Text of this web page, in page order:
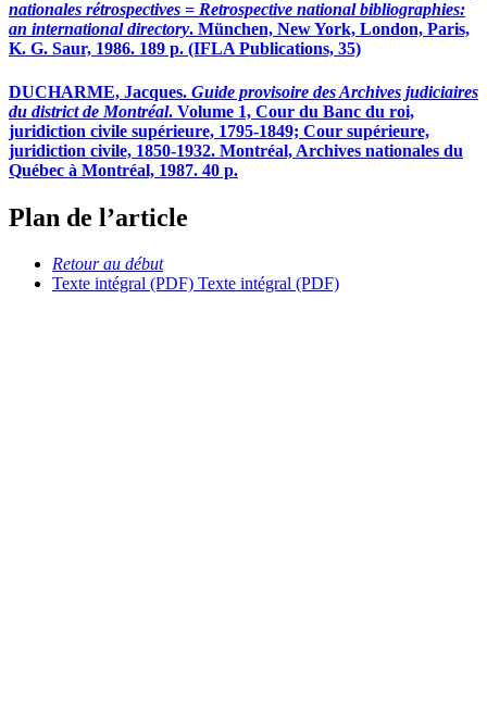
nationales rétrospectives = Retrospective national bibliographies:
an international directory. München, New York, London, Paris,
K. G. Saur, 1986. 189 p. (IFLA Publications, 35)
DUCHARME, Jacques. Guide provisoire des Archives judiciaires
du district de Montréal. Volume 1, Cour du Banc du roi,
juridiction civile supérieure, 1795-1849; Cour supérieure,
juridiction civile, 1850-1932. Montréal, Archives nationales du
Québec à Montréal, 1987. 40 p.
Plan de l’article
Retour au début
Texte intégral (PDF) Texte intégral (PDF)